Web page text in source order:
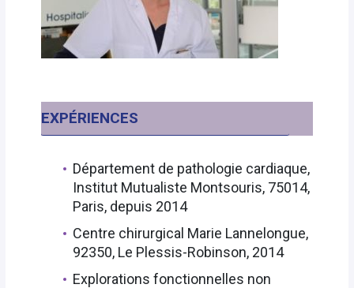
EXPÉRIENCES
Département de pathologie cardiaque,
Institut Mutualiste Montsouris, 75014,
Paris, depuis 2014
Centre chirurgical Marie Lannelongue,
92350, Le Plessis-Robinson, 2014
Explorations fonctionnelles non